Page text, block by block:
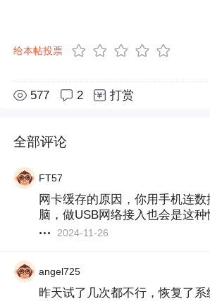
给本帖投票
577 2 打赏
全部评论
FT57
网卡缓存的原因，你用手机连数
脑，做USB网络接入也会是这种
2024-11-26
angel725
昨天试了几次都不行，恢复了系